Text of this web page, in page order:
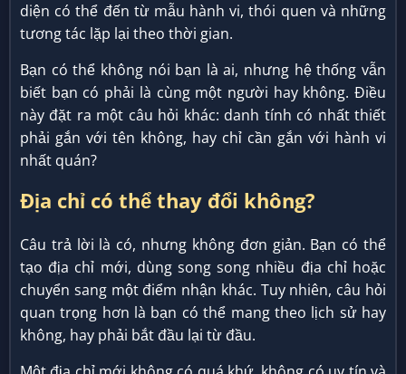
diện có thể đến từ mẫu hành vi, thói quen và những
tương tác lặp lại theo thời gian.
Bạn có thể không nói bạn là ai, nhưng hệ thống vẫn
biết bạn có phải là cùng một người hay không. Điều
này đặt ra một câu hỏi khác: danh tính có nhất thiết
phải gắn với tên không, hay chỉ cần gắn với hành vi
nhất quán?
Địa chỉ có thể thay đổi không?
Câu trả lời là có, nhưng không đơn giản. Bạn có thể
tạo địa chỉ mới, dùng song song nhiều địa chỉ hoặc
chuyển sang một điểm nhận khác. Tuy nhiên, câu hỏi
quan trọng hơn là bạn có thể mang theo lịch sử hay
không, hay phải bắt đầu lại từ đầu.